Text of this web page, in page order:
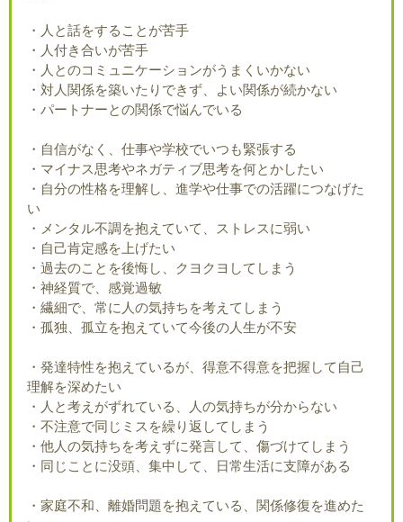
・人と話をすることが苦手
・人付き合いが苦手
・人とのコミュニケーションがうまくいかない
・対人関係を築いたりできず、よい関係が続かない
・パートナーとの関係で悩んでいる
・自信がなく、仕事や学校でいつも緊張する
・マイナス思考やネガティブ思考を何とかしたい
・自分の性格を理解し、進学や仕事での活躍につなげた
い
・メンタル不調を抱えていて、ストレスに弱い
・自己肯定感を上げたい
・過去のことを後悔し、クヨクヨしてしまう
・神経質で、感覚過敏
・繊細で、常に人の気持ちを考えてしまう
・孤独、孤立を抱えていて今後の人生が不安
・発達特性を抱えているが、得意不得意を把握して自己
理解を深めたい
・人と考えがずれている、人の気持ちが分からない
・不注意で同じミスを繰り返してしまう
・他人の気持ちを考えずに発言して、傷づけてしまう
・同じことに没頭、集中して、日常生活に支障がある
・家庭不和、離婚問題を抱えている、関係修復を進めた